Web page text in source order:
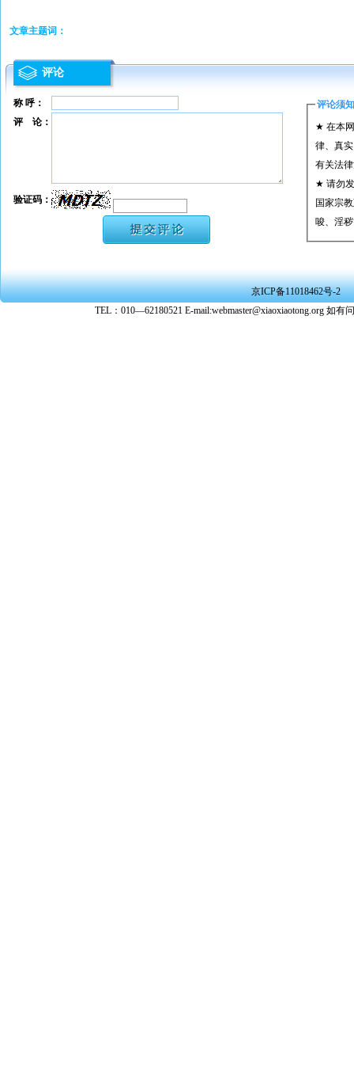
文章主题词：
评论
称 呼： 评论须知
★ 在本
律、真
有关法
★ 请勿
国家宗
唆、淫
★ 承担
★ 在本
转载、
★ 参与
评 论：
验证码：
京ICP备11018462号-2
TEL：010—62180521 E-mail:webmaster@xiaoxiaotong.org 如